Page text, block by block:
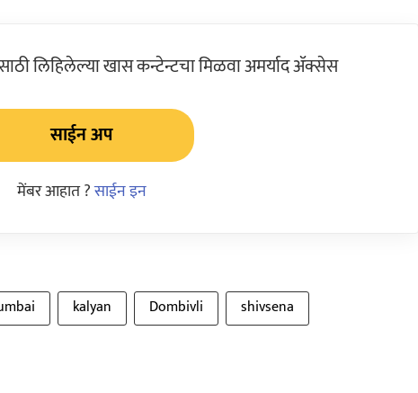
लिहिलेल्या खास कन्टेन्टचा मिळवा अमर्याद ॲक्सेस
साईन अप
मेंबर आहात ?साईन इन
kalyan Dombivli
shivsena